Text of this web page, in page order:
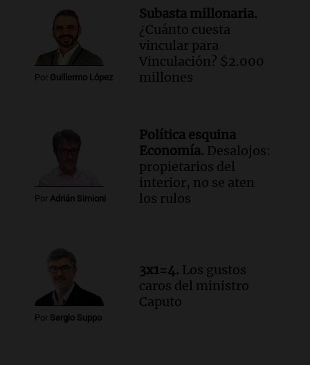
Audio. Murió Jorge Messi
Una mañana para todos
Episodios
Audio.Mateo, a los 25 años, lucha
Episodios
Audio.
Estiman que la inflación nacional
de julio será menor al 2,9% registrado
en CABA
Una mañana para todos
cabra que llevaba ocho días atrapada en
un precipicio
Una mañana para todos
Episodios
Audio.Chile planteó mejorar la
Por Guillermo López
Subasta millonaria.
¿Cuánto cuesta
vincular para
Vinculación? $2.000
millones
Por Adrián Simioni
Política esquina
Economía. Desalojos:
propietarios del
interior, no se aten
los rulos
Por Sergio Suppo
3x1=4. Los gustos
caros del ministro
Caputo